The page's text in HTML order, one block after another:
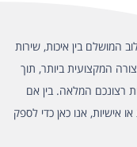
המושלם בין איכות, שירות
המקצועית ביותר, תוך
רצונכם המלאה. בין אם
אישיות, אנו כאן כדי לספק